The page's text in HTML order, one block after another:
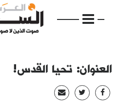
الرئيسية
العنوان: تحيا القدس!